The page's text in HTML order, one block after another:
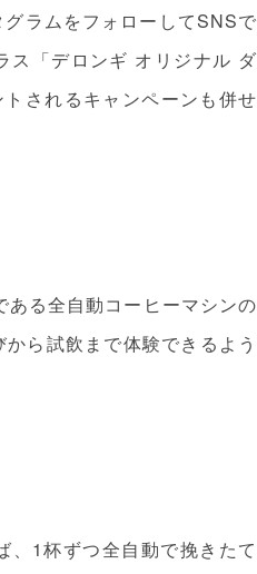
ラムをフォローしてSNSで
ス「デロンギ オリジナル ダ
されるキャンペーンも併せ
ある全自動コーヒーマシンの
ら試飲まで体験できるよう
、1杯ずつ全自動で挽きたて